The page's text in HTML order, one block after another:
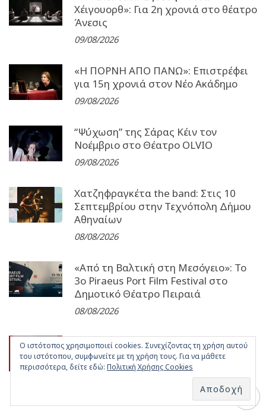
Χέιγουορθ»: Για 2η χρονιά στο θέατρο
Άνεσις
09/08/2026
«Η ΠΟΡΝΗ ΑΠΟ ΠΑΝΩ»: Επιστρέφει
για 15η χρονιά στον Νέο Ακάδημο
09/08/2026
“Ψύχωση” της Σάρας Κέιν τον
Νοέμβριο στο Θέατρο OLVIO
09/08/2026
Χατζηφραγκέτα the band: Στις 10
Σεπτεμβρίου στην Τεχνόπολη Δήμου
Αθηναίων
08/08/2026
«Από τη Βαλτική στη Μεσόγειο»: Το
3o Piraeus Port Film Festival στο
Δημοτικό Θέατρο Πειραιά
08/08/2026
Ο Γιάννης Χαρούλης στις 18
Σεπτεμβρίου στο θέατρο Γης
08/08/2026
Ο ιστότοπος χρησιμοποιεί cookies. Συνεχίζοντας τη χρήση αυτού
του ιστότοπου, συμφωνείτε με τη χρήση τους. Για να μάθετε
περισσότερα, δείτε εδώ: Πολιτική Χρήσης Cookies